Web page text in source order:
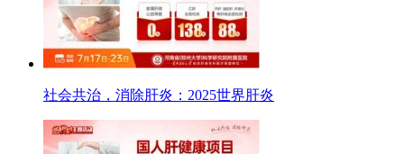
社会共治，消除肝炎：2025世界肝炎